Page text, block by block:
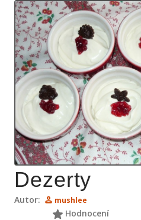
Dezerty
Autor: mushlee
Hodnocení